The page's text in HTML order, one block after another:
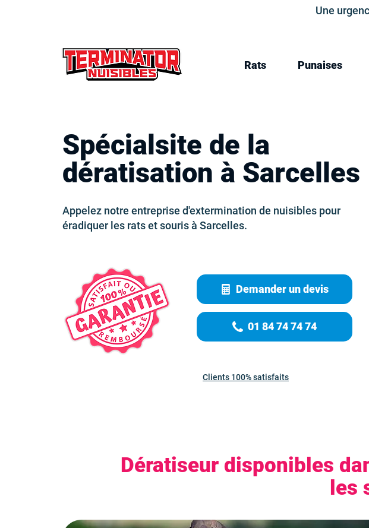
Une
Rats Punaises
Spécialsite de la
dératisation à Sarcelles
Appelez notre entreprise d'extermination de nuisibles pour
éradiquer les rats et souris à Sarcelles.
Demander un devis
01 84 74 74 74
Clients 100% satisfaits
Dératiseur disponibles
les